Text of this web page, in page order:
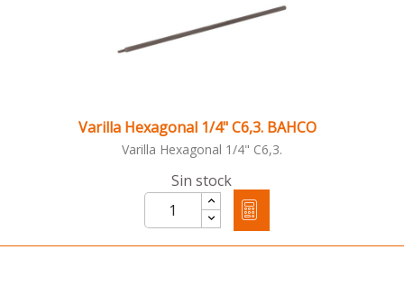
Varilla Hexagonal 1/4" C6,3. BAHCO
Varilla Hexagonal 1/4" C6,3.
Sin stock